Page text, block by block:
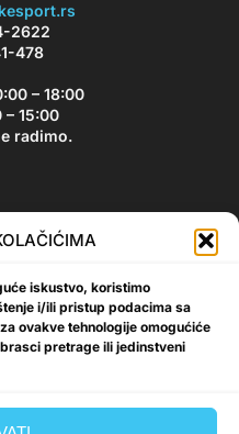
iskustvo, koristimo
i/ili pristup podacima sa
ovakve tehnologije omogućiće
pretrage ili jedinstveni
2622
478
– 18:00
– 15:00
radimo.
se